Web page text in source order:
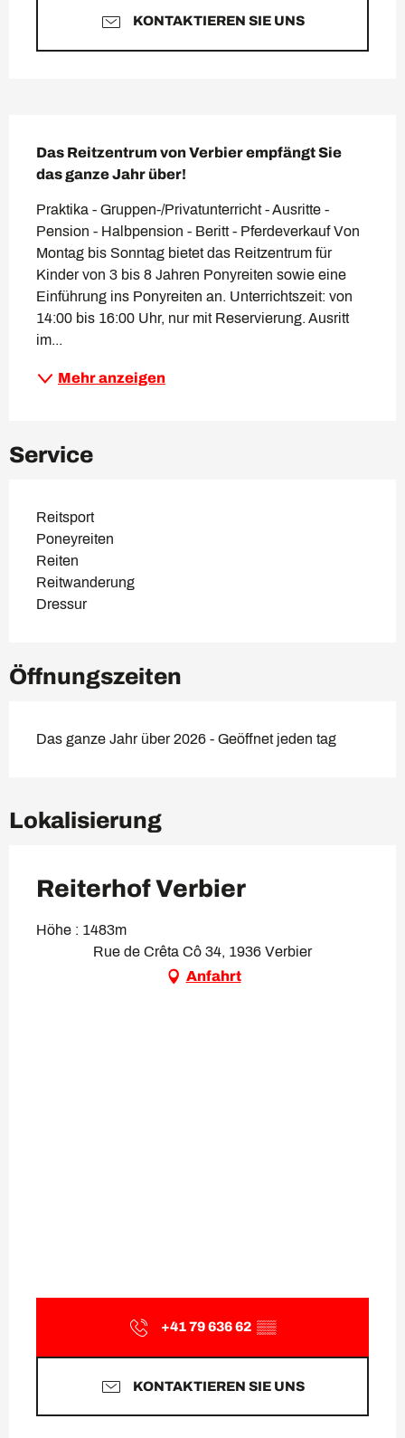
KONTAKTIEREN SIE UNS
Das Reitzentrum von Verbier empfängt Sie
das ganze Jahr über!
Praktika - Gruppen-/Privatunterricht - Ausritte -
Pension - Halbpension - Beritt - Pferdeverkauf Von
Montag bis Sonntag bietet das Reitzentrum für
Kinder von 3 bis 8 Jahren Ponyreiten sowie eine
Einführung ins Ponyreiten an. Unterrichtszeit: von
14:00 bis 16:00 Uhr, nur mit Reservierung. Ausritt
im...
Mehr anzeigen
Service
Reitsport
Poneyreiten
Reiten
Reitwanderung
Dressur
Öffnungszeiten
Das ganze Jahr über 2026 - Geöffnet jeden tag
Lokalisierung
Reiterhof Verbier
Höhe : 1483m
Rue de Crêta Cô 34, 1936 Verbier
Anfahrt
+41 79 636 62 ▒▒
KONTAKTIEREN SIE UNS